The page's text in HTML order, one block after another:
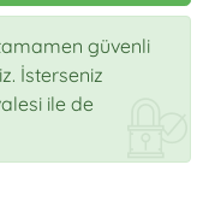
güvenli
İsterseniz
ile de